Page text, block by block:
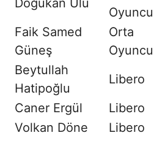
Oyuncu
Faik Samed
Güneş
Orta
Oyuncu
Beytullah
Hatipoğlu
Libero
Caner Ergül
Libero
Volkan Döne
Libero